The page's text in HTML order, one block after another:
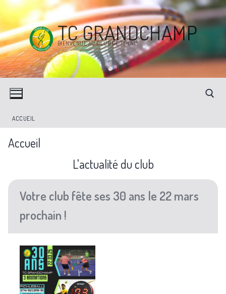
TC GRANDCHAMP
BIENVENUE AU CLUB DE TENNIS
ACCUEIL
Accueil
L'actualité du club
Votre club fête ses 30 ans le 22 mars
prochain !